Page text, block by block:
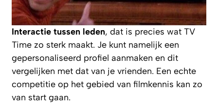
Interactie tussen leden, dat is precies wat TV
Time zo sterk maakt. Je kunt namelijk een
gepersonaliseerd profiel aanmaken en dit
vergelijken met dat van je vrienden. Een echte
competitie op het gebied van filmkennis kan zo
van start gaan.